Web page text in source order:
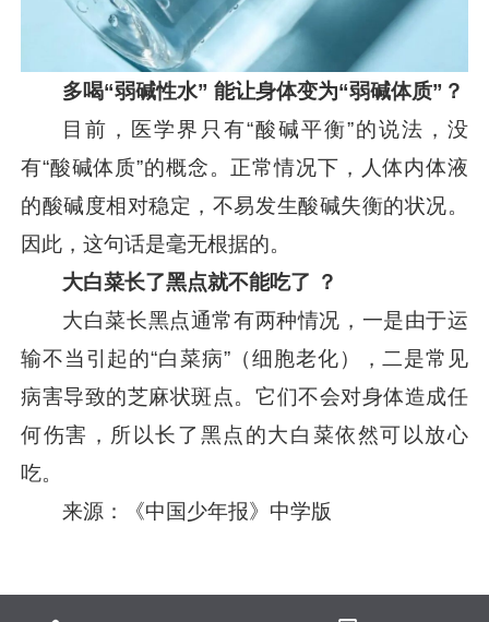
多喝“弱碱性水” 能让身体变为“弱碱体质”？
目前，医学界只有“酸碱平衡”的说法，没
有“酸碱体质”的概念。正常情况下，人体内体液
的酸碱度相对稳定，不易发生酸碱失衡的状况。
因此，这句话是毫无根据的。
大白菜长了黑点就不能吃了 ？
大白菜长黑点通常有两种情况，一是由于运
输不当引起的“白菜病”（细胞老化），二是常见
病害导致的芝麻状斑点。它们不会对身体造成任
何伤害，所以长了黑点的大白菜依然可以放心
吃。
来源：《中国少年报》中学版